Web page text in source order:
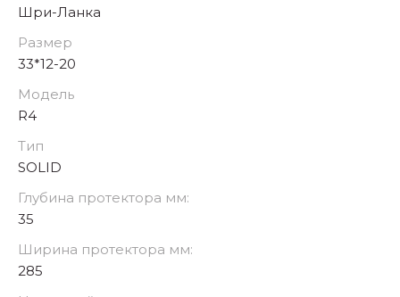
Шри-Ланка
Размер
33*12-20
Модель
R4
Тип
SOLID
Глубина протектора мм:
35
Ширина протектора мм:
285